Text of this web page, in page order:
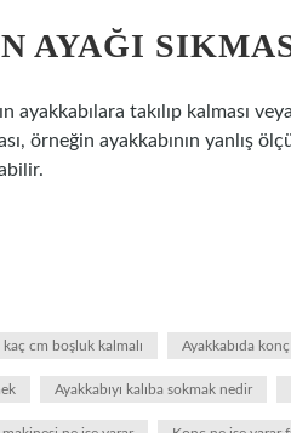
AYAĞI
ayakkabılara takılıp kalması
örneğin ayakkabının yanlış
kaç cm boşluk kalmalı Ayakkabıda
Ayakkabıyı kalıba sokmak nedir